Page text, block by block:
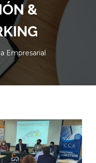
&
Empresarial